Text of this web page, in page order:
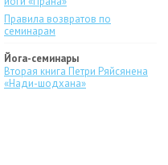
Правила возвратов по
семинарам
Йога-семинары
Вторая книга Петри Ряйсянена
«Нади-шодхана»